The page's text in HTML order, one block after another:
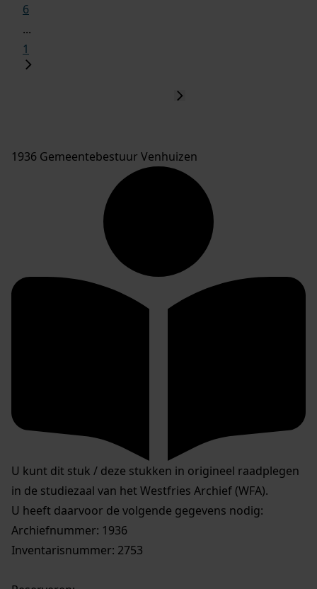
6
...
1
1936 Gemeentebestuur Venhuizen
U kunt dit stuk / deze stukken in origineel raadplegen
in de studiezaal van het Westfries Archief (WFA).
U heeft daarvoor de volgende gegevens nodig:
Archiefnummer: 1936
Inventarisnummer: 2753